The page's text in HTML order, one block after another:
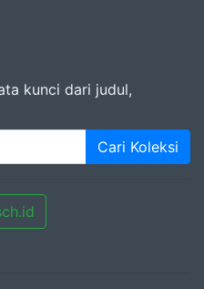
kunci dari judul,
Cari Koleksi